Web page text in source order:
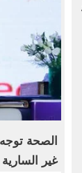
غير السارية ضمن